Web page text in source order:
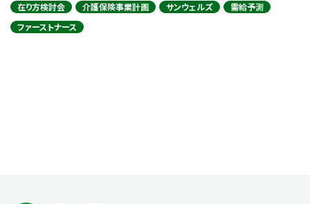
在り方検討会
介護保険事業計画 サンウェルズ
需給予測
ファーストナース